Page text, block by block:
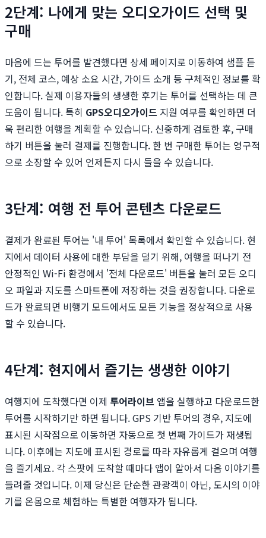
2단계: 나에게 맞는 오디오가이드 선택 및
구매
마음에 드는 투어를 발견했다면 상세 페이지로 이동하여 샘플 듣
기, 전체 코스, 예상 소요 시간, 가이드 소개 등 구체적인 정보를 확
인합니다. 실제 이용자들의 생생한 후기는 투어를 선택하는 데 큰
도움이 됩니다. 특히 GPS오디오가이드 지원 여부를 확인하면 더
욱 편리한 여행을 계획할 수 있습니다. 신중하게 검토한 후, 구매
하기 버튼을 눌러 결제를 진행합니다. 한 번 구매한 투어는 영구적
으로 소장할 수 있어 언제든지 다시 들을 수 있습니다.
3단계: 여행 전 투어 콘텐츠 다운로드
결제가 완료된 투어는 '내 투어' 목록에서 확인할 수 있습니다. 현
지에서 데이터 사용에 대한 부담을 덜기 위해, 여행을 떠나기 전
안정적인 Wi-Fi 환경에서 '전체 다운로드' 버튼을 눌러 모든 오디
오 파일과 지도를 스마트폰에 저장하는 것을 권장합니다. 다운로
드가 완료되면 비행기 모드에서도 모든 기능을 정상적으로 사용
할 수 있습니다.
4단계: 현지에서 즐기는 생생한 이야기
여행지에 도착했다면 이제 투어라이브 앱을 실행하고 다운로드한
투어를 시작하기만 하면 됩니다. GPS 기반 투어의 경우, 지도에
표시된 시작점으로 이동하면 자동으로 첫 번째 가이드가 재생됩
니다. 이후에는 지도에 표시된 경로를 따라 자유롭게 걸으며 여행
을 즐기세요. 각 스팟에 도착할 때마다 앱이 알아서 다음 이야기를
들려줄 것입니다. 이제 당신은 단순한 관광객이 아닌, 도시의 이야
기를 온몸으로 체험하는 특별한 여행자가 됩니다.